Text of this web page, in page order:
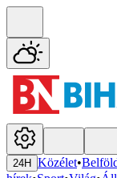
24H Közélet•